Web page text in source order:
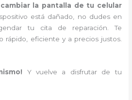
cambiar la pantalla de tu celular
está dañado, no dudes en
tu cita de reparación. Te
rápido, eficiente y a precios justos.
Y vuelve a disfrutar de tu